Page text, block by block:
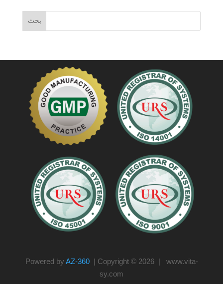
Powered by AZ-360| Copyright © 2026 | www.vita-
sy.com